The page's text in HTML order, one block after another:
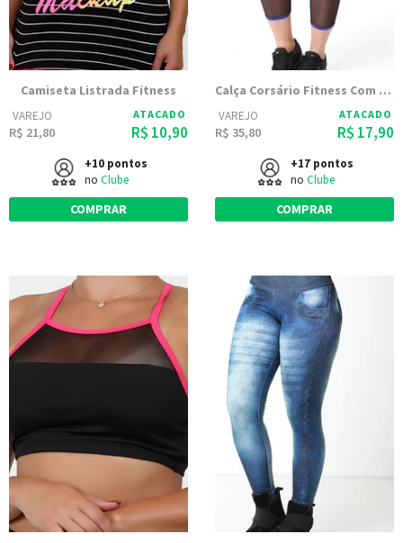
Camiseta Listrada Fitness
VAREJO
R$ 21,80
ATACADO
R$ 10,90
+10 pontos
no Clube
COMPRAR
Calça Corsário Fitness Com Tule 8736
VAREJO
R$ 35,80
ATACADO
R$ 17,90
+17 pontos
no Clube
COMPRAR